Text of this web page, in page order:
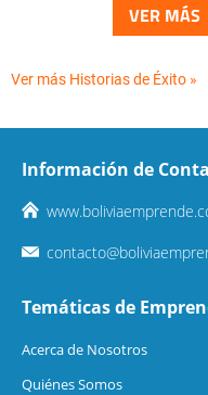
VER MÁS
Ver más Historias de Éxito »
Información de
Temáticas de
Acerca de Nosotros
Quiénes Somos